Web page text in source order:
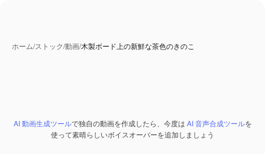
ホーム/ストック/動画/木製ボード上の新鮮な茶色のきのこ
Premium
AI 動画生成ツールで独自の動画を作成したら、今度は AI 音声合成ツールを
使って素晴らしいボイスオーバーを追加しましょう